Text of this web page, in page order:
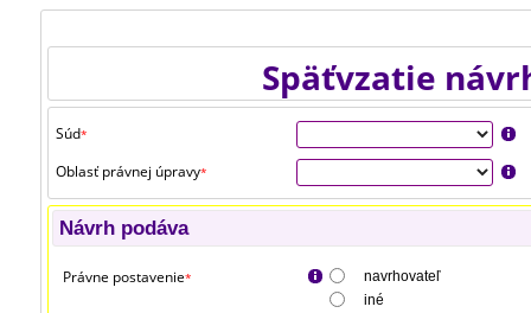
Späťvzatie
Súd*
Oblasť právnej úpravy*
Návrh podáva
Právne postavenie*
navrhovateľ
iné